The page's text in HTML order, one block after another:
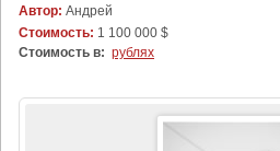
Автор: Андрей
Стоимость: 1 100 000 $
Стоимость в: рублях